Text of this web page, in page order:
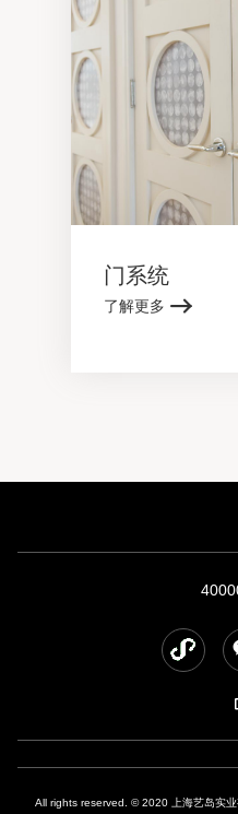
门系统
了解更多
All rights reserved. © 2020 上海艺岛实